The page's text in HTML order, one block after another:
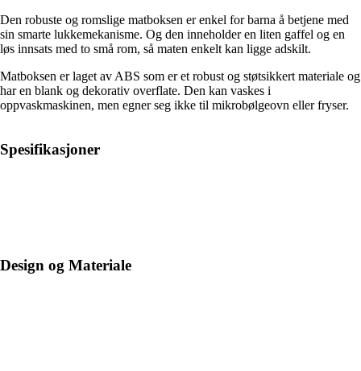
Den robuste og romslige matboksen er enkel for barna å betjene med
sin smarte lukkemekanisme. Og den inneholder en liten gaffel og en
løs innsats med to små rom, så maten enkelt kan ligge adskilt.
Matboksen er laget av ABS som er et robust og støtsikkert materiale og
har en blank og dekorativ overflate. Den kan vaskes i
oppvaskmaskinen, men egner seg ikke til mikrobølgeovn eller fryser.
Spesifikasjoner
Design og Materiale